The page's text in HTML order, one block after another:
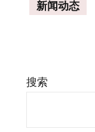
新闻动态
搜索